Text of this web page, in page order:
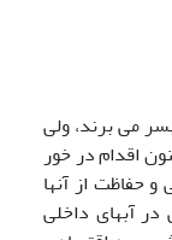
بسر می برند، ولی
اقدام در خور
حفاظت از آنها
140 گونه ماهی در آبهای داخلی